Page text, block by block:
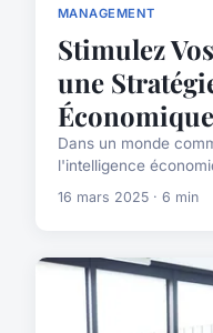
MANAGEMENT
Stimulez
une
Économique
Dans un monde
l'intelligence
16 mars 2025 · 6 min